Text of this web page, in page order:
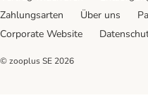
Zahlungsarten
Über uns
Corporate Website
© zooplus SE 2026